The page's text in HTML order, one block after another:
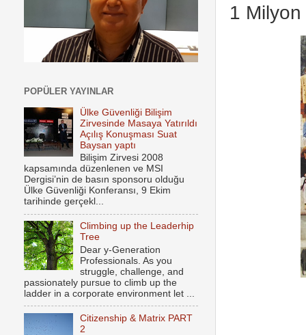
1 Milyon
POPÜLER YAYINLAR
Ülke Güvenliği Bilişim
Zirvesinde Masaya Yatırıldı
Açılış Konuşması Suat
Baysan yaptı
Bilişim Zirvesi 2008
kapsamında düzenlenen ve MSI
Dergisi’nin de basın sponsoru olduğu
Ülke Güvenliği Konferansı, 9 Ekim
tarihinde gerçekl...
Climbing up the Leaderhip
Tree
Dear y-Generation
Professionals. As you
struggle, challenge, and
passionately pursue to climb up the
ladder in a corporate environment let ...
Citizenship & Matrix PART
2